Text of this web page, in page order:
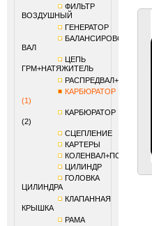
ФИЛЬТР
ВОЗДУШНЫЙ
ГЕНЕРАТОР
БАЛАНСИРОВОЧНЫЙ
ВАЛ
ЦЕПЬ
ГРМ+НАТЯЖИТЕЛЬ
РАСПРЕДВАЛ+КЛАПАНЫ
КАРБЮРАТОР
(1)
КАРБЮРАТОР
(2)
СЦЕПЛЕНИЕ
КАРТЕРЫ
КОЛЕНВАЛ+ПОРШЕНЬ
ЦИЛИНДР
ГОЛОВКА
ЦИЛИНДРА
КЛАПАННАЯ
КРЫШКА
РАМА